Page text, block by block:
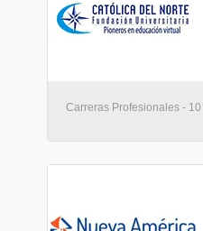
Carreras Profesionales - 10